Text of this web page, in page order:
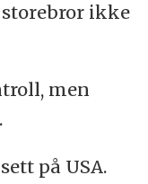
ikke
men
på USA.